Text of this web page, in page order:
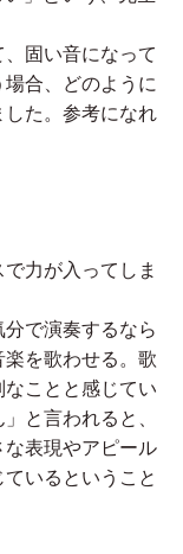
固い音になって
合、どのように
た。参考になれ
力が入ってしま
で演奏するなら
を歌わせる。歌
ことと感じてい
と言われると、
表現やアピール
いるということ